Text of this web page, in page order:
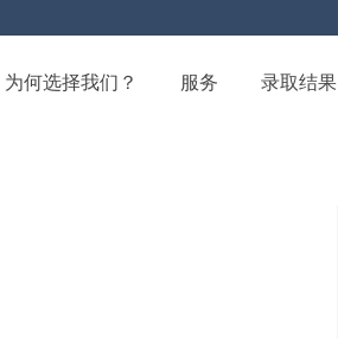
为何选择我们？ 服务 录取结果